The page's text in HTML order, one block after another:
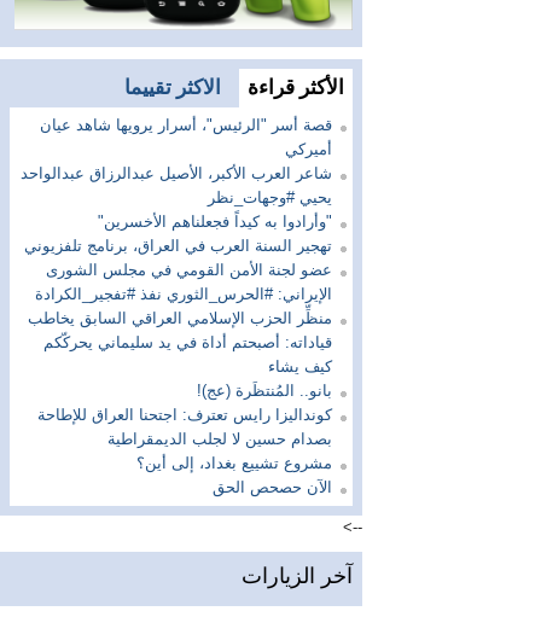
الأكثر قراءة الاكثر تقييما
قصة أسر "الرئيس"، أسرار يرويها شاهد عيان
أميركي
شاعر العرب الأكبر، الأصيل عبدالرزاق عبدالواحد
يحيي #وجهات_نظر
"وأرادوا به كيداً فجعلناهم الأخسرين"
تهجير السنة العرب في العراق، برنامج تلفزيوني
عضو لجنة الأمن القومي في مجلس الشورى
الإيراني: #الحرس_الثوري نفذ #تفجير_الكرادة
منظِّر الحزب الإسلامي العراقي السابق يخاطب
قياداته: أصبحتم أداة في يد سليماني يحركّكم
كيف يشاء
بانو.. المُنتظَرة (عج)!
كونداليزا رايس تعترف: اجتحنا العراق للإطاحة
بصدام حسين لا لجلب الديمقراطية
مشروع تشييع بغداد، إلى أين؟
الآن حصحص الحق
-->
آخر الزيارات